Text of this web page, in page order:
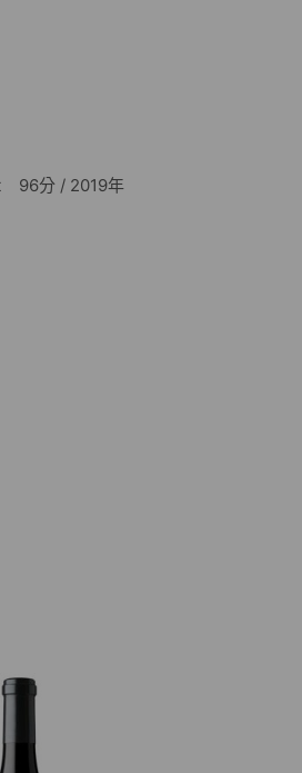
96分 / 2019年